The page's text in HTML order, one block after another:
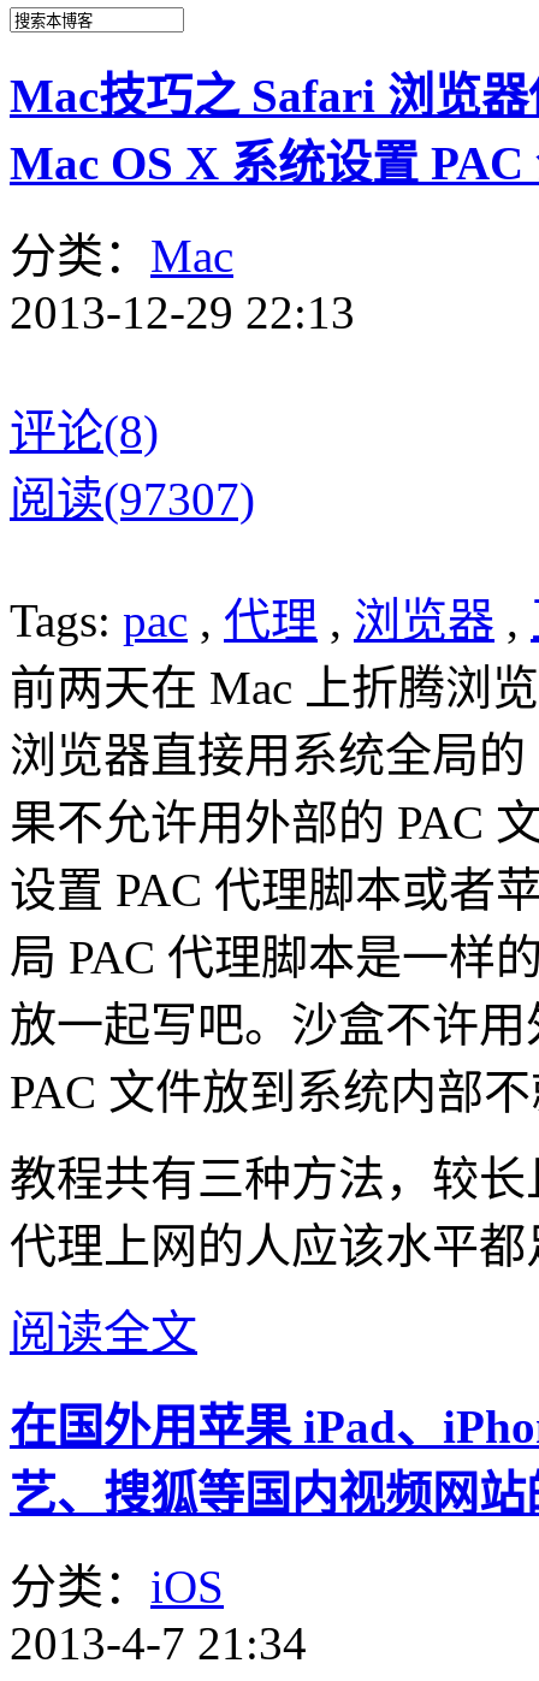
Mac技巧之 Safari 浏览
Mac OS X 系统设置
分类： Mac
2013-12-29 22:13
评论(8)
阅读(97307)
Tags: pac , 代理 , 浏览器 ,
前两天在 Mac 上折腾浏
浏览器直接用系统全局
果不允许用外部的 PAC
设置 PAC 代理脚本或者
局 PAC 代理脚本是一样
放一起写吧。沙盒不许
PAC 文件放到系统内部
教程共有三种方法，较
代理上网的人应该水平
阅读全文
在国外用苹果 iPad、
艺、搜狐等国内视频网
分类： iOS
2013-4-7 21:34